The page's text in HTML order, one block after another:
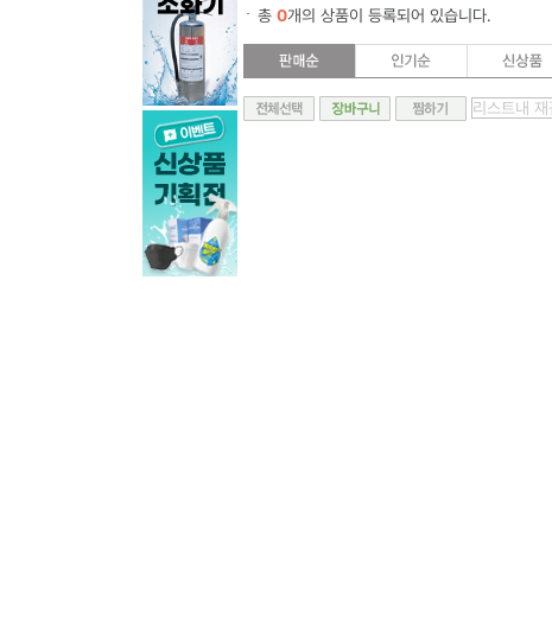
총 0개의 상품이 등록되어 있습니다.